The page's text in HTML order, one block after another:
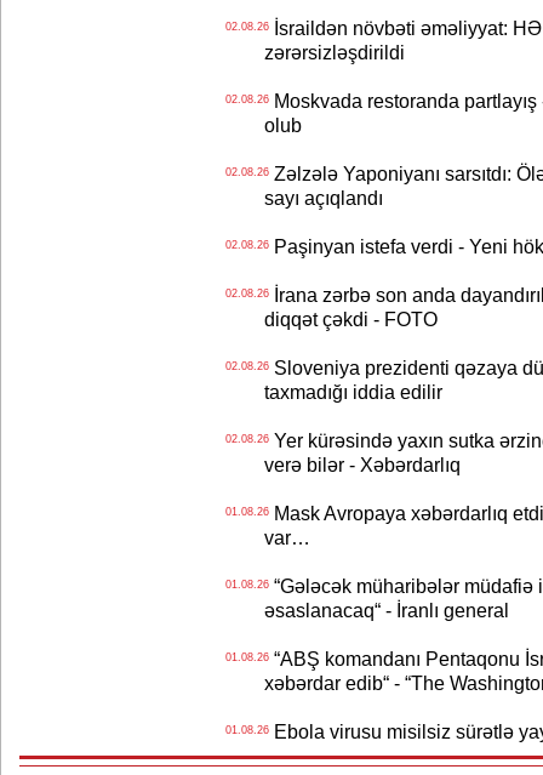
02.08.26İsraildən növbəti əməliyyat:
zərərsizləşdirildi
02.08.26Moskvada restoranda
olub
02.08.26Zəlzələ Yaponiyanı sarsıtdı:
sayı açıqlandı
02.08.26Paşinyan istefa verdi - Yeni
02.08.26İrana zərbə son anda
diqqət çəkdi - FOTO
02.08.26Sloveniya prezidenti qəzaya
taxmadığı iddia edilir
02.08.26Yer kürəsində yaxın sutka
verə bilər - Xəbərdarlıq
01.08.26Mask Avropaya xəbərdarlıq
var…
01.08.26“Gələcək müharibələr müdafiə
əsaslanacaq“ - İranlı general
01.08.26“ABŞ komandanı Pentaqonu
xəbərdar edib“ - “The
01.08.26Ebola virusu misilsiz sürətlə